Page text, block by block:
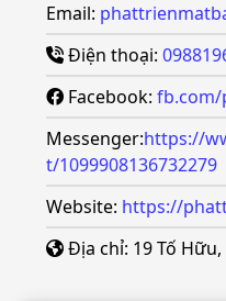
Email:
Điện thoại:
Facebook:
Messenger:https://
t/1099908136732279
Website: https://
Địa chỉ: 19 Tố Hữu,